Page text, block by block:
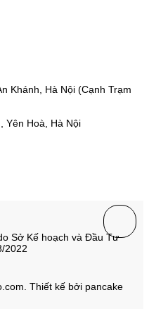
Khánh, Hà Nội (Cạnh Trạm
Yên Hoà, Hà Nội
Sở Kế hoạch và Đầu Tư
2022
Thiết kế bởi pancake